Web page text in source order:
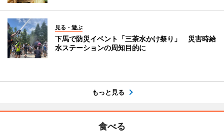
見る・遊ぶ
下馬で防災イベント「三茶水かけ祭り」 災害時給
水ステーションの周知目的に
もっと見る
食べる